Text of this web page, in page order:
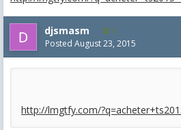
djsmasm 1
Posted August 23, 2015
http://lmgtfy.com/